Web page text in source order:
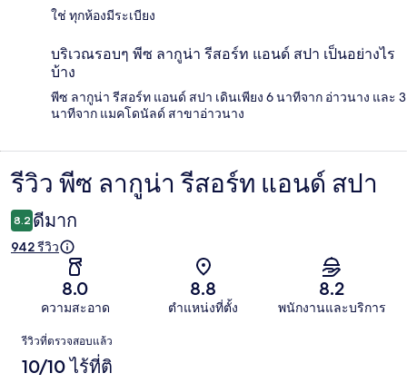
ใช่ ทุกห้องมีระเบียง
บริเวณรอบๆ พีซ ลากูน่า รีสอร์ท แอนด์ สปา เป็นอย่างไร
บ้าง
พีซ ลากูน่า รีสอร์ท แอนด์ สปา เดินเพียง 6 นาทีจาก อ่าวนาง และ 3
นาทีจาก แมคโดนัลด์ สาขาอ่าวนาง
รีวิว
รีวิว พีซ ลากูน่า รีสอร์ท แอนด์ สปา
8.2 ดีมาก
942 รีวิว
8.0
ความสะอาด
8.8
ตำแหน่งที่ตั้ง
8.2
พนักงานและบริการ
รีวิว
รีวิวที่ตรวจสอบแล้ว
10/10 ไร้ที่ติ